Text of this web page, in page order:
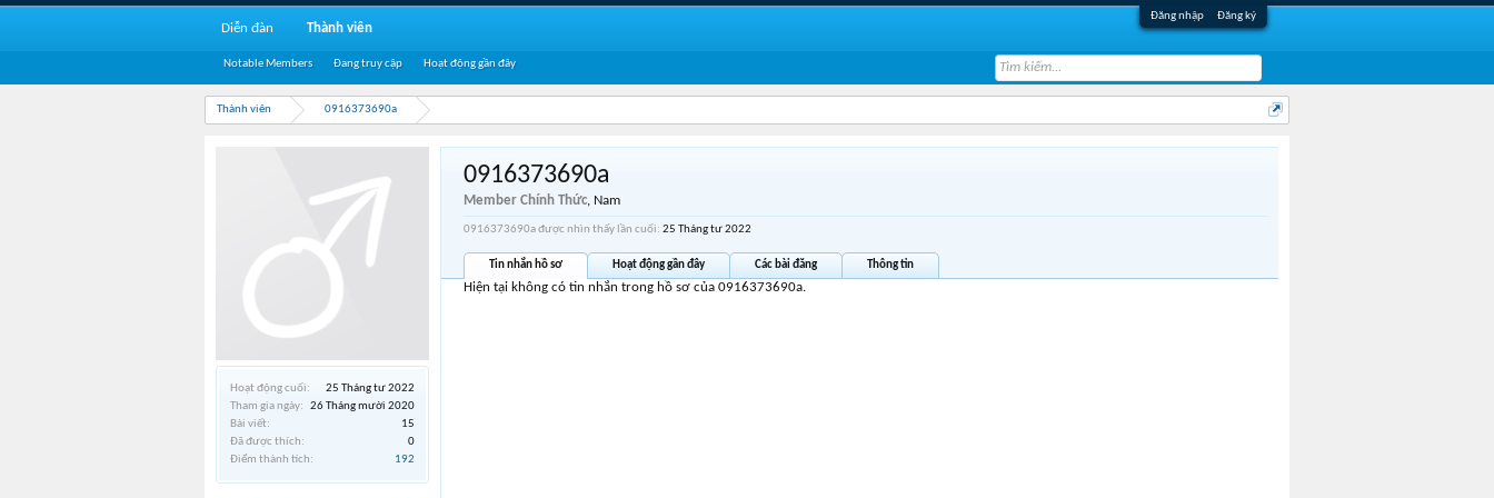
Đăng nhập Đăng ký
Thành viên 0916373690a
Hoạt động cuối:
25 Tháng tư 2022
Tham gia ngày:
26 Tháng mười 2020
Bài viết:
15
Đã được thích:
0
Điểm thành tích:
192
0916373690a
Member Chính Thức, Nam
0916373690a được nhìn thấy lần cuối: 25 Tháng tư 2022
Tin nhắn hồ sơ Hoạt động gần đây Các bài đăng Thông tin
Hiện tại không có tin nhắn trong hồ sơ của 0916373690a.
Diễn đàn Thành viên
Notable Members Đang truy cập Hoạt động gần đây